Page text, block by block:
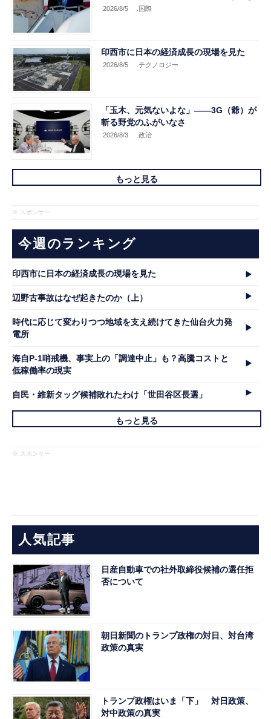
2026/8/5 .国際
印西市に日本の経済成長の現場を見た
2026/8/5 .テクノロジー
「玉木、元気ないよな」――3G（爺）が
斬る野党のふがいなさ
2026/8/3 .政治
もっと見る
※ スポンサー
今週のランキング
印西市に日本の経済成長の現場を見た
辺野古事故はなぜ起きたのか（上）
時代に応じて変わりつつ地域を支え続けてきた仙台火力発
電所
海自P-1哨戒機、事実上の「調達中止」も？高騰コストと
低稼働率の現実
自民・維新タッグ候補敗れたわけ「世田谷区長選」
もっと見る
※ スポンサー
人気記事
日産自動車での社外取締役候補の選任拒
否について
朝日新聞のトランプ政権の対日、対台湾
政策の真実
トランプ政権はいま「下」 対日政策、
対中政策の真実